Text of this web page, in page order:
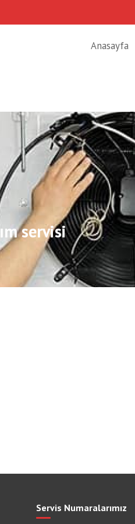
Anasayfa
servisi
Servis Numaralarımız